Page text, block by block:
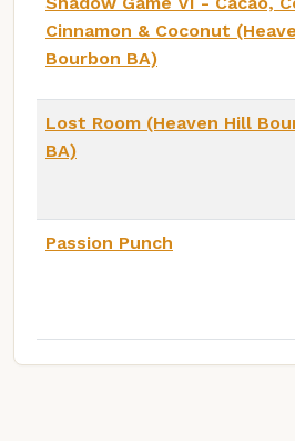
Cinnamon & Coconut
Bourbon BA)
Lost Room (Heaven Hill
BA)
Passion Punch